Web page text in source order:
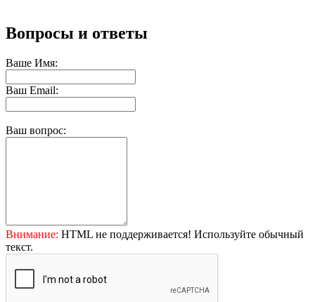
Вопросы и ответы
Ваше Имя:
Ваш Email:
Ваш вопрос:
Внимание: HTML не поддерживается! Используйте обычный
текст.